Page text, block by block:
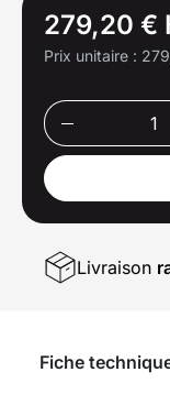
279,20 €
Prix unitaire :
Livraison
Fiche